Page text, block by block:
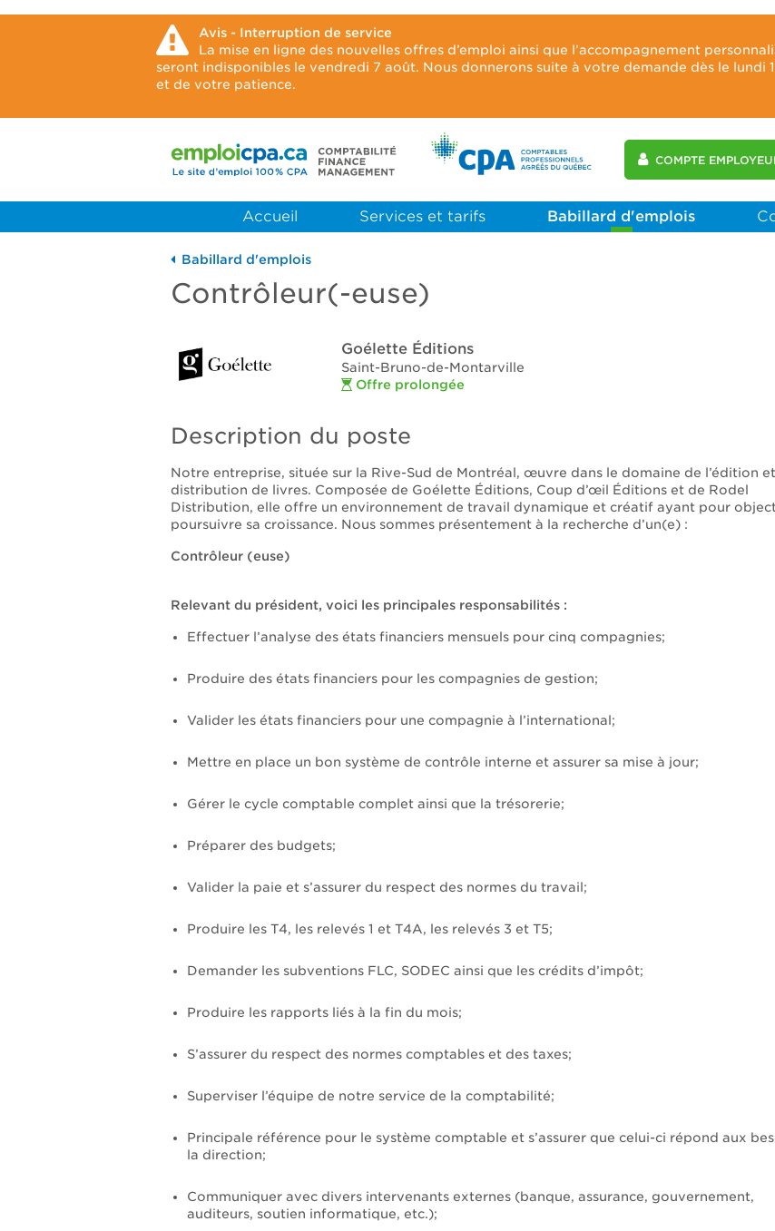
Avis - Interruption de service
La mise en ligne des nouvelles offres d’emploi ainsi que l’accompagnement
seront indisponibles le vendredi 7 août. Nous donnerons suite à votre demande dès le lundi
et de votre patience.
COMPTE
Accueil Services et tarifs Babillard d'emplois
Babillard d'emplois
Contrôleur(-euse)
Goélette Éditions
Saint-Bruno-de-Montarville
Offre prolongée
Description du poste
Notre entreprise, située sur la Rive-Sud de Montréal, œuvre dans le domaine de l’édition
distribution de livres. Composée de Goélette Éditions, Coup d’œil Éditions et de Rodel
Distribution, elle offre un environnement de travail dynamique et créatif ayant pour
poursuivre sa croissance. Nous sommes présentement à la recherche d’un(e) :
Contrôleur (euse)
Relevant du président, voici les principales responsabilités :
Effectuer l’analyse des états financiers mensuels pour cinq compagnies;
Produire des états financiers pour les compagnies de gestion;
Valider les états financiers pour une compagnie à l’international;
Mettre en place un bon système de contrôle interne et assurer sa mise à jour;
Gérer le cycle comptable complet ainsi que la trésorerie;
Préparer des budgets;
Valider la paie et s’assurer du respect des normes du travail;
Produire les T4, les relevés 1 et T4A, les relevés 3 et T5;
Demander les subventions FLC, SODEC ainsi que les crédits d’impôt;
Produire les rapports liés à la fin du mois;
S’assurer du respect des normes comptables et des taxes;
Superviser l’équipe de notre service de la comptabilité;
Principale référence pour le système comptable et s’assurer que celui-ci répond aux
la direction;
Communiquer avec divers intervenants externes (banque, assurance, gouvernement,
auditeurs, soutien informatique, etc.);